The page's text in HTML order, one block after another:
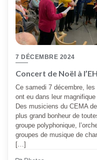
7 DÉCEMBRE 2024
Concert de Noël à
Ce samedi 7 décembre, les
ont eu dans leur
Des musiciens du CEMA
plus grand bonheur de
groupe polyphonique,
groupes de musique de
[…]